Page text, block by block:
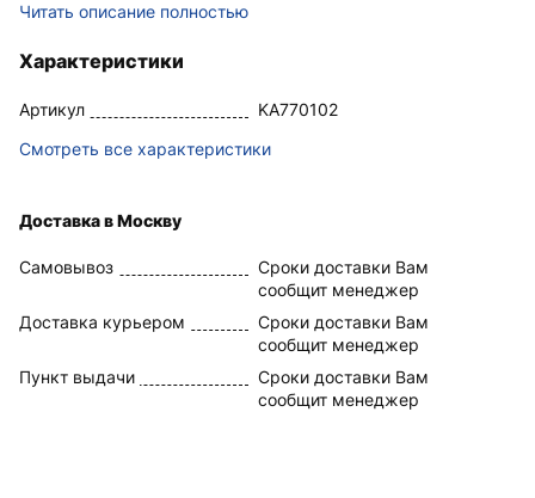
Читать описание полностью
Характеристики
Артикул
KA770102
Смотреть все характеристики
Доставка в Москву
Самовывоз
Сроки доставки Вам
сообщит менеджер
Доставка курьером
Сроки доставки Вам
сообщит менеджер
Пункт выдачи
Сроки доставки Вам
сообщит менеджер